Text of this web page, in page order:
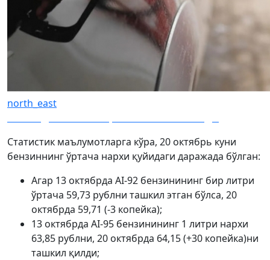
north_east
Статистик маълумотларга кўра, 20 октябрь куни
бензиннинг ўртача нархи қуйидаги даражада бўлган:
Агар 13 октябрда АI-92 бензинининг бир литри
ўртача 59,73 рублни ташкил этган бўлса, 20
октябрда 59,71 (-3 копейка);
13 октябрда АI-95 бензинининг 1 литри нархи
63,85 рублни, 20 октябрда 64,15 (+30 копейка)ни
ташкил қилди;